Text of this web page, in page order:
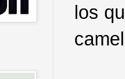
los